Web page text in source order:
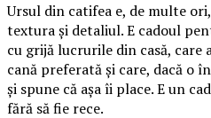
Ursul din catifea e, de multe
textura și detaliul. E cadoul
cu grijă lucrurile din casă, care
cană preferată și care, dacă o
și spune că așa îi place. E un
fără să fie rece.